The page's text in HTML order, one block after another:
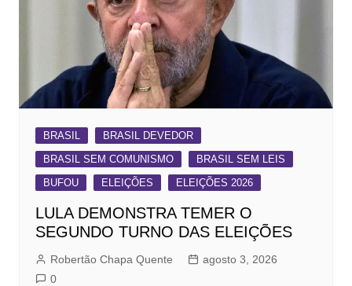
BRASIL
BRASIL DEVEDOR
BRASIL SEM COMUNISMO
BRASIL SEM LEIS
BUFOU
ELEIÇÕES ELEIÇÕES 2026
LULA DEMONSTRA TEMER O
SEGUNDO TURNO DAS ELEIÇÕES
Robertão Chapa Quente
agosto 3, 2026
0